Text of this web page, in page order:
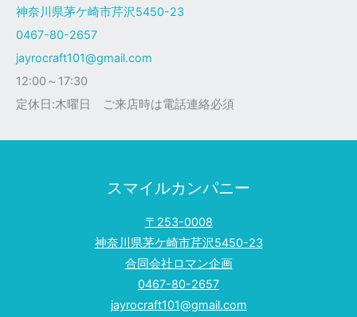
様
神奈川県茅ケ崎市芹沢5450-23
0467-80-2657
jayrocraft101@gmail.com
12:00～17:30
定休日:木曜日 ご来店時は電話連絡必須
スマイルカンパニー
〒253-0008
神奈川県茅ケ崎市芹沢5450-23
合同会社ロマン企画
0467-80-2657
jayrocraft101@gmail.com